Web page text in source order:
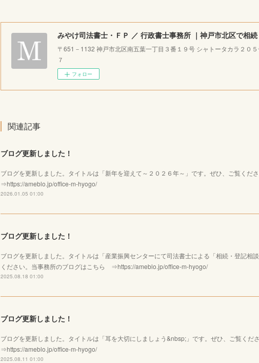
〒651－1132 神戸市北区南五葉一丁目３番１９号 シャトータカラ２０
７
フォロー
関連記事
ブログ更新しました！
ブログを更新しました。タイトルは「新年を迎えて～２０２６年～」です。ぜひ、ご覧くだ
⇒https://ameblo.jp/office-m-hyogo/
2026.01.05 01:00
ブログ更新しました！
ブログを更新しました。タイトルは「産業振興センターにて司法書士による「相続・登記相
ください。当事務所のブログはこちら ⇒https://ameblo.jp/office-m-hyogo/
2025.08.18 01:00
ブログ更新しました！
ブログを更新しました。タイトルは「耳を大切にしましょう&nbsp;」です。ぜひ、ご覧くだ
⇒https://ameblo.jp/office-m-hyogo/
2025.08.11 01:00